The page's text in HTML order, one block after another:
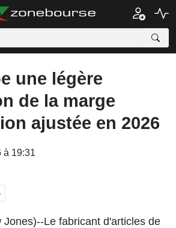
une légère
de la marge
ajustée en 2026
à 19:31
Jones)--Le fabricant d'articles de